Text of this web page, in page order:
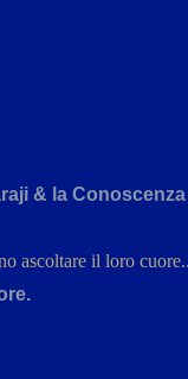
& la Conoscenza
ascoltare il loro